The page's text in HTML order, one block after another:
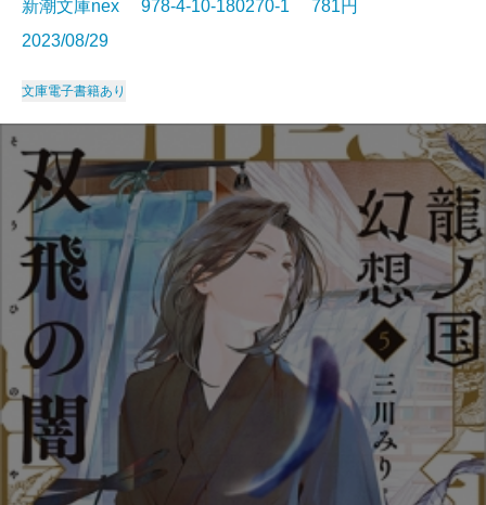
新潮文庫nex 978-4-10-180270-1 781円
2023/08/29
文庫電子書籍あり